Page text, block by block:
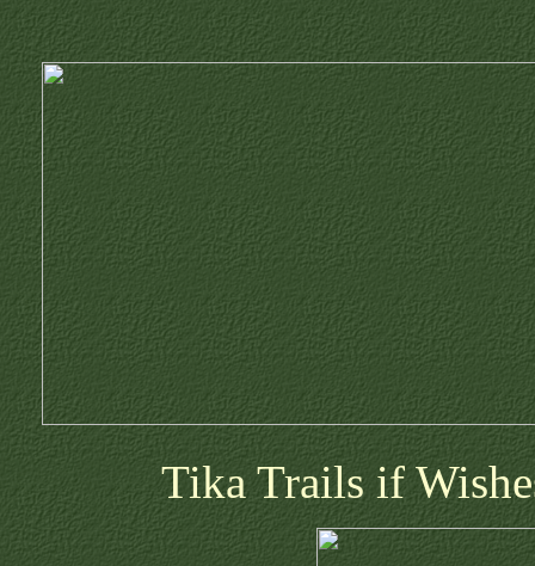
Tika Trails if